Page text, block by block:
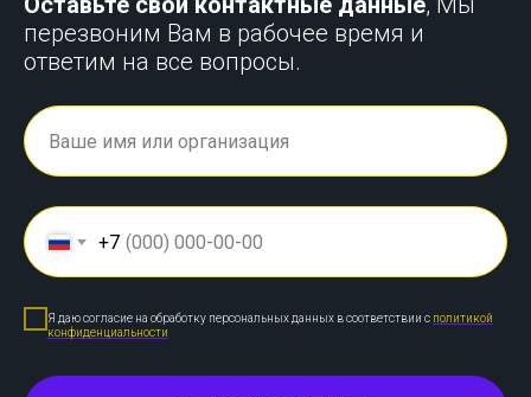
перезвоним Вам в рабочее время и
ответим на все вопросы.
+7
Я даю согласие на обработку персональных данных в соответствии с политикой
конфиденциальности